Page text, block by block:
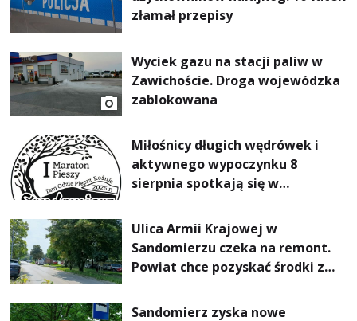
złamał przepisy
Wyciek gazu na stacji paliw w
Zawichoście. Droga wojewódzka
zablokowana
Miłośnicy długich wędrówek i
aktywnego wypoczynku 8
sierpnia spotkają się w
Pieszym „Tam Gdzie Pieprz
Rośnie”
Ulica Armii Krajowej w
Sandomierzu czeka na remont.
Powiat chce pozyskać środki z
Dróg
Sandomierz zyska nowe